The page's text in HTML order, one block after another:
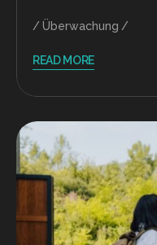
Überwachung
READ MORE